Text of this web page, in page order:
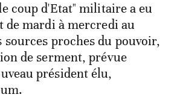
coup d'Etat" militaire a eu
de mardi à mercredi au
sources proches du pouvoir,
de serment, prévue
président élu,